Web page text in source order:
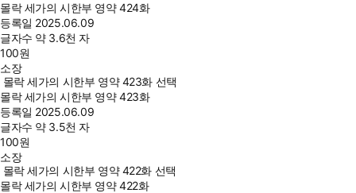
몰락 세가의 시한부 영약 424화
등록일 2025.06.09
글자수 약 3.6천 자
100원
소장
몰락 세가의 시한부 영약 423화 선택
몰락 세가의 시한부 영약 423화
등록일 2025.06.09
글자수 약 3.5천 자
100원
소장
몰락 세가의 시한부 영약 422화 선택
몰락 세가의 시한부 영약 422화